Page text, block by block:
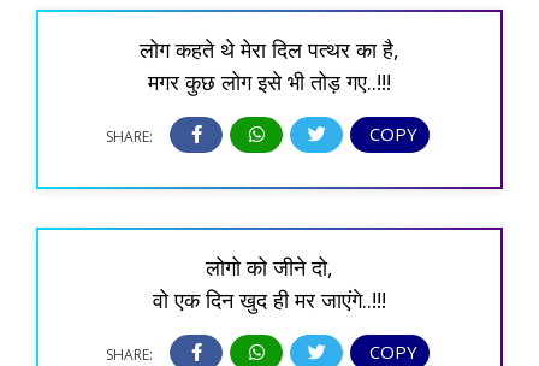
लोग कहते थे मेरा दिल पत्थर का है,
मगर कुछ लोग इसे भी तोड़ गए..!!!
SHARE: COPY
लोगो को जीने दो,
वो एक दिन खुद ही मर जाएंगे..!!!
SHARE: COPY